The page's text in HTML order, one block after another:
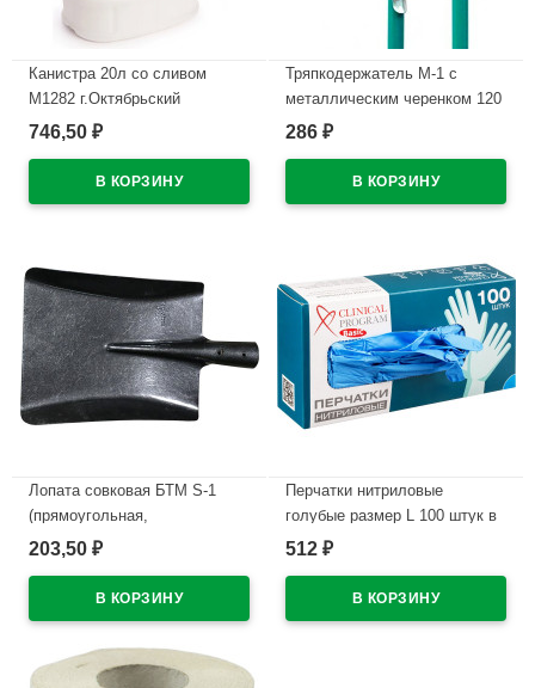
Канистра 20л со сливом
М1282 г.Октябрьский
В наличии
746,50 ₽
Тряпкодержатель М-1 с
металлическим черенком 120
см уп.
286 ₽
Лопата совковая БТМ S-1
(прямоугольная,
песочная,угольная)
203,50 ₽
Перчатки нитриловые
голубые размер L 100 штук в
упаковке
512 ₽